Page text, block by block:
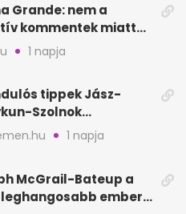
Grande: nem a
kommentek miatt
vissza1 napja
tippek Jász-
Szolnok
6 kihagyhatatlan
1 napja
McGrail-Bateup a
embere